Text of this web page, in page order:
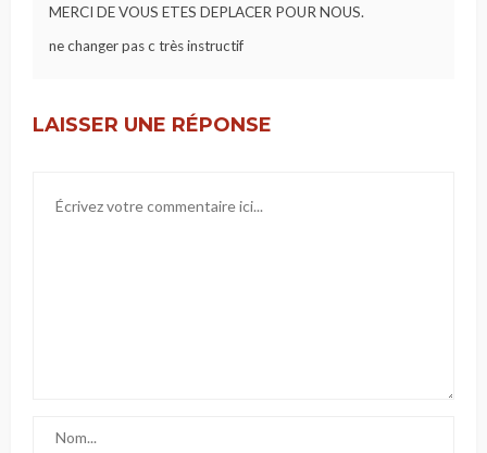
MERCI DE VOUS ETES DEPLACER POUR NOUS.
ne changer pas c très instructif
LAISSER UNE RÉPONSE